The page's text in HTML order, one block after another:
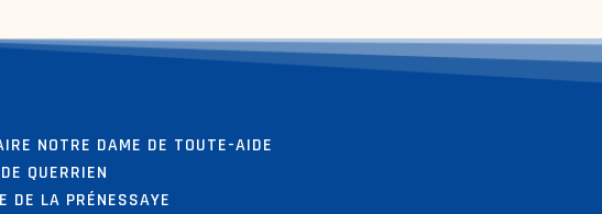
NOTRE DAME DE TOUTE-AIDE
QUERRIEN
DE LA PRÉNESSAYE